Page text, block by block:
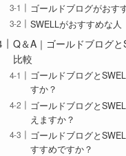
ゴールドブログがおす
SWELLがおすすめな人
Q＆A｜ゴールドブログ
比較
ゴールドブログと
すか？
ゴールドブログと
えますか？
ゴールドブログと
すすめですか？